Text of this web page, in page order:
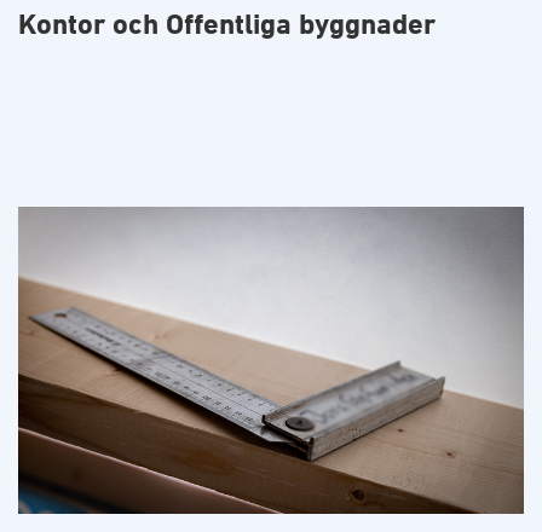
Kontor och Offentliga byggnader